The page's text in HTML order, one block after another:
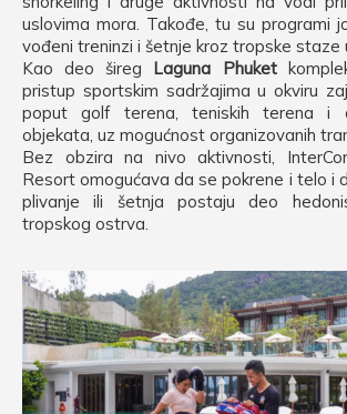
uslovima mora. Takođe, tu su programi
vođeni treninzi i šetnje kroz tropske staze
Kao deo šireg Laguna Phuket
pristup sportskim sadržajima u okviru
poput golf terena, teniskih terena i
objekata, uz mogućnost organizovanih
Bez obzira na nivo aktivnosti,
Resort omogućava da se pokrene i telo i
plivanje ili šetnja postaju deo
tropskog ostrva.